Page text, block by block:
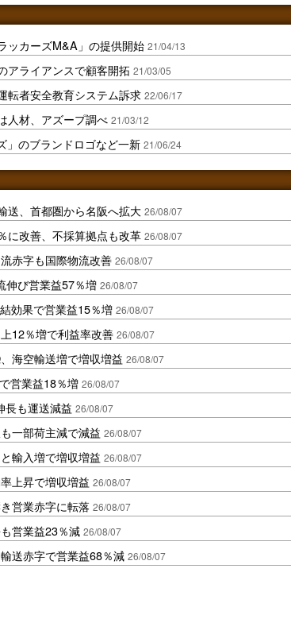
ッカーズM&A」の提供開始 21/04/13
アライアンスで顧客開拓 21/03/05
転者安全教育システム訴求 22/06/17
人材、アズープ調べ 21/03/12
」のブランドロゴなど一新 21/06/24
送、首都圏から名阪へ拡大 26/08/07
に改善、不採算拠点も改革 26/08/07
赤字も国際物流改善 26/08/07
伸び営業益57％増 26/08/07
効果で営業益15％増 26/08/07
12％増で利益率改善 26/08/07
海空輸送増で増収増益 26/08/07
営業益18％増 26/08/07
長も運送減益 26/08/07
一部荷主減で減益 26/08/07
輸入増で増収増益 26/08/07
上昇で増収増益 26/08/07
営業赤字に転落 26/08/07
営業益23％減 26/08/07
送赤字で営業益68％減 26/08/07